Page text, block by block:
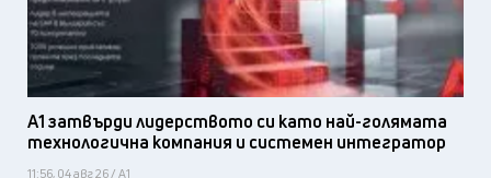
А1 затвърди лидерството си като най-голямата
технологична компания и системен интегратор
11:56, 04 авг 26 / А1